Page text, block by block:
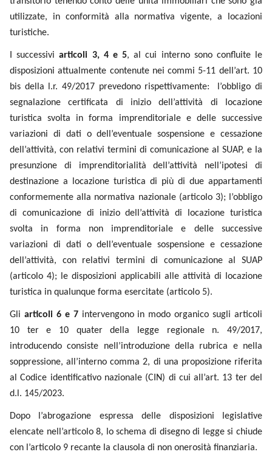
I successiviarticoli 3, 4 e 5, al cui interno sono confluite le
disposizioni attualmente contenute nei commi 5-11 dell’art.
10 bis della l.r. 49/2017 prevedono rispettivamente: l’obbligo
di segnalazione certificata di inizio dell’attività di locazione
turistica svolta in forma imprenditoriale e delle successive
variazioni di dati o dell’eventuale sospensione e cessazione
dell’attività, con relativi termini di comunicazione al SUAP, e
la presunzione di imprenditorialità dell’attività nell’ipotesi di
destinazione a locazione turistica di più di due appartamenti
conformemente alla normativa nazionale (articolo 3);
l’obbligo di comunicazione di inizio dell’attività di locazione
turistica svolta in forma non imprenditoriale e delle
successive variazioni di dati o dell’eventuale sospensione e
cessazione dell’attività, con relativi termini di comunicazione
al SUAP (articolo 4); le disposizioni applicabili alle attività di
locazione turistica in qualunque forma esercitate (articolo 5).
Gliarticoli 6 e 7intervengono in modo organico sugli articoli
10 ter e 10 quater della legge regionale n. 49/2017,
introducendo consiste nell’introduzione della rubrica e nella
soppressione, all’interno comma 2, di una proposizione
riferita al Codice identificativo nazionale (CIN) di cui all’art.
13 ter del d.l. 145/2023.
Dopo l’abrogazione espressa delle disposizioni legislative
elencate nell’articolo 8, lo schema di disegno di legge si
chiude con l’articolo 9 recante la clausola di non onerosità
finanziaria.
Territorio, mobilità e infrastrutture Turismo e Cultura
Comunicati Sedute Giunta Regionale